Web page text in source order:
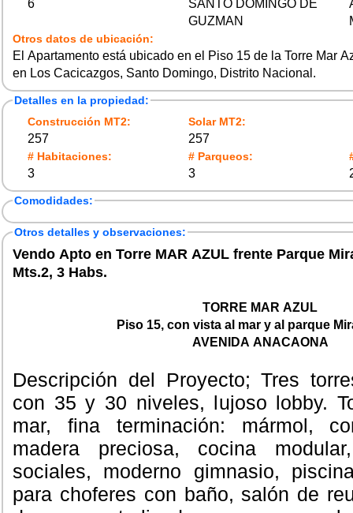
6
SANTO DOMINGO DE
GUZMAN
Otros datos de ubicación:
El Apartamento está ubicado en el Piso 15 de la Torre Mar
en Los Cacicazgos, Santo Domingo, Distrito Nacional.
Detalles en la propiedad:
Construcción MT2:
257
Solar MT2:
257
# Habitaciones:
3
# Parqueos:
3
Comodidades:
Otros detalles y observaciones:
Vendo Apto en Torre MAR AZUL frente Parque
Mts.2, 3 Habs.
TORRE MAR AZUL
Piso 15, con vista al mar y al parque
AVENIDA ANACAONA
Descripción del Proyecto; Tres
con 35 y 30 niveles, lujoso lobby.
mar, fina terminación: mármol,
madera preciosa, cocina
sociales, moderno gimnasio,
para choferes con baño, salón de